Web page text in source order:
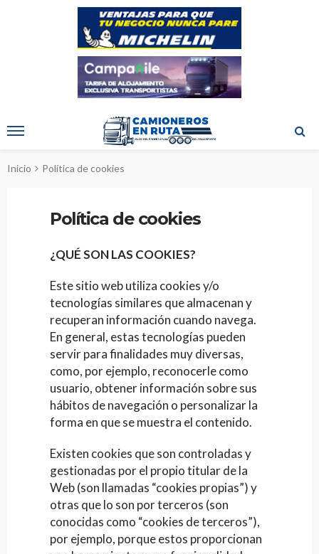
Inicio Política de cookies
Política de cookies
¿QUÉ SON LAS COOKIES?
Este sitio web utiliza cookies y/o
tecnologías similares que almacenan y
recuperan información cuando navega.
En general, estas tecnologías pueden
servir para finalidades muy diversas,
como, por ejemplo, reconocerle como
usuario, obtener información sobre sus
hábitos de navegación o personalizar la
forma en que se muestra el contenido.
Existen cookies que son controladas y
gestionadas por el propio titular de la
Web (son llamadas “cookies propias”) y
otras que lo son por terceros (son
conocidas como “cookies de terceros”),
por ejemplo, porque estos proporcionan